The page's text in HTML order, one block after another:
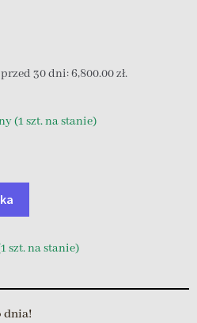
30 dni:6,800.00zł.
(1 szt. na stanie)
szt. na stanie)
dnia!